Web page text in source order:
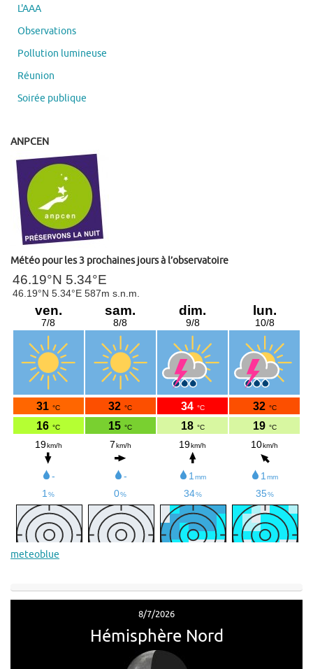
L'AAA
Observations
Pollution lumineuse
Réunion
Soirée publique
ANPCEN
Météo pour les 3 prochaines jours à l’observatoire
meteoblue
8/7/2026
Hémisphère Nord